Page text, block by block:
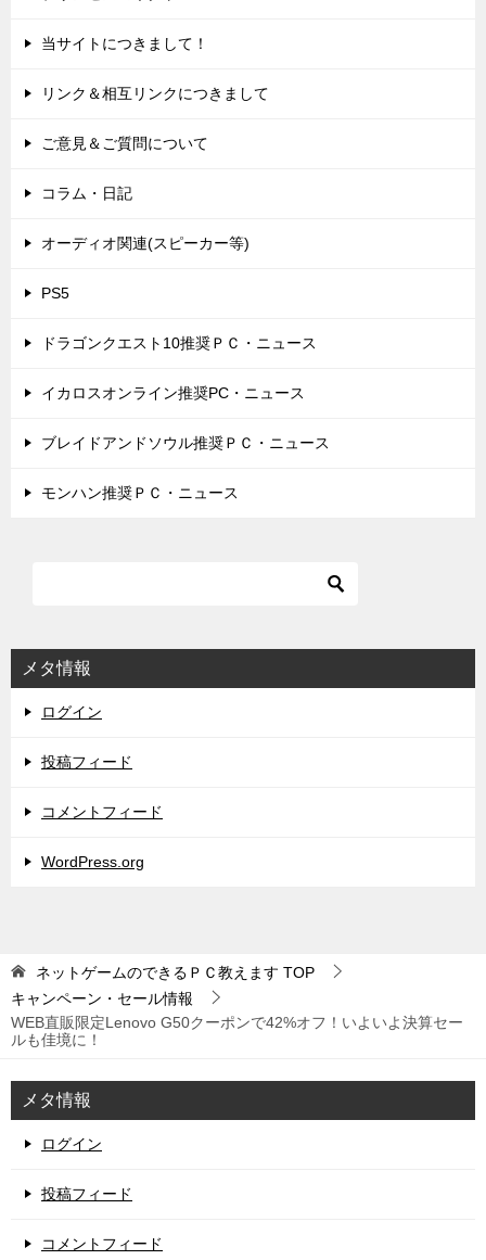
当サイトにつきまして！
リンク＆相互リンクにつきまして
ご意見＆ご質問について
コラム・日記
オーディオ関連(スピーカー等)
PS5
ドラゴンクエスト10推奨ＰＣ・ニュース
イカロスオンライン推奨PC・ニュース
ブレイドアンドソウル推奨ＰＣ・ニュース
モンハン推奨ＰＣ・ニュース
メタ情報
ログイン
投稿フィード
コメントフィード
WordPress.org
ネットゲームのできるＰＣ教えます TOP
キャンペーン・セール情報
WEB直販限定Lenovo G50クーポンで42%オフ！いよいよ決算セー
ルも佳境に！
メタ情報
ログイン
投稿フィード
コメントフィード